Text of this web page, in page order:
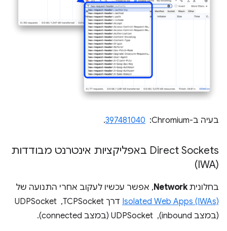
בעיה ב-Chromium: ‏ 397481040
.
Direct Sockets באפליקציות אינטרנט מבודדות
(IWA)
בחלוניתNetwork, אפשר עכשיו לעקוב אחרי התנועה של
Isolated Web Apps (IWAs)
דרך TCPSocket, ‏ UDPSocket
(במצב inbound), ‏ UDPSocket (במצב connected).